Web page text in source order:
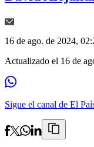
16 de ago. de 2024,
Actualizado el 16 de
Sigue el canal de El